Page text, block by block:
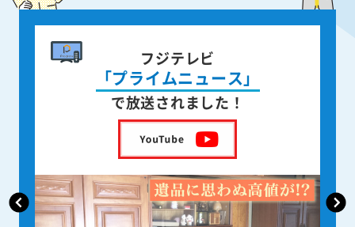
書籍出版
身近な人が
亡くなった後の遺品整理
を出版しました！